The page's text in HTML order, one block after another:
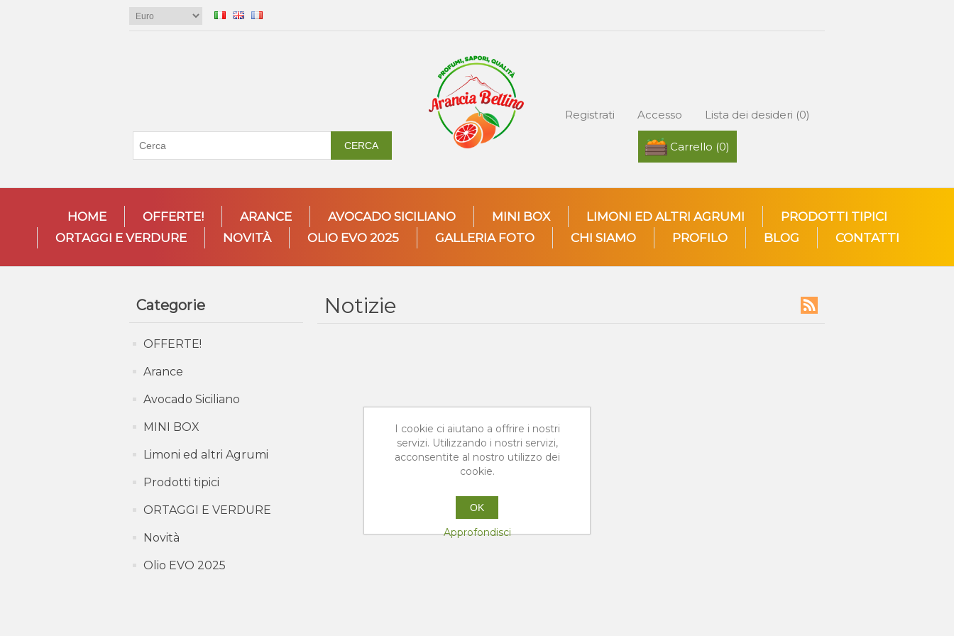
CERCA
Registrati Accesso Lista dei desideri (0)
Carrello (0)
HOME OFFERTE! ARANCE AVOCADO SICILIANO MINI BOX LIMONI ED ALTRI AGRUMI
PRODOTTI TIPICI
ORTAGGI E VERDURE
NOVITÀ OLIO EVO 2025 GALLERIA FOTO CHI SIAMO PROFILO BLOG CONTATTI
Categorie
OFFERTE!
Arance
Avocado Siciliano
MINI BOX
Limoni ed altri Agrumi
Prodotti tipici
ORTAGGI E VERDURE
Novità
Olio EVO 2025
Notizie
I cookie ci aiutano a offrire i nostri
servizi. Utilizzando i nostri servizi,
acconsentite al nostro utilizzo dei
cookie.
OK
Approfondisci